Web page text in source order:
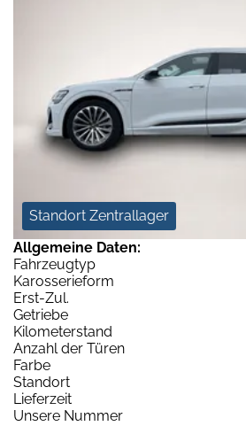
Standort Zentrallager
Allgemeine Daten:
Fahrzeugtyp
Karosserieform
Erst-Zul.
Getriebe
Kilometerstand
Anzahl der Türen
Farbe
Standort
Lieferzeit
Unsere Nummer